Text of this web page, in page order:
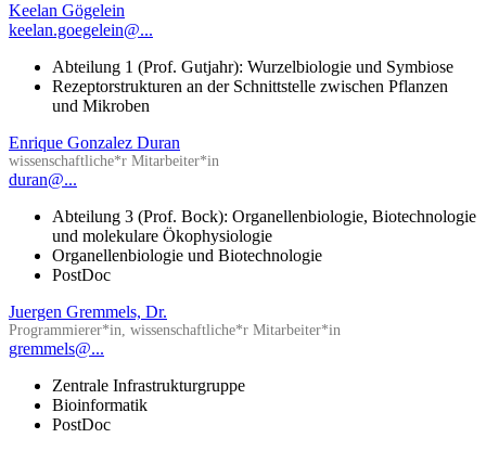
Keelan Gögelein
keelan.goegelein@...
Abteilung 1 (Prof. Gutjahr): Wurzelbiologie und Symbiose
Rezeptorstrukturen an der Schnittstelle zwischen Pflanzen
und Mikroben
Enrique Gonzalez Duran
wissenschaftliche*r Mitarbeiter*in
duran@...
Abteilung 3 (Prof. Bock): Organellenbiologie, Biotechnologie
und molekulare Ökophysiologie
Organellenbiologie und Biotechnologie
PostDoc
Juergen Gremmels, Dr.
Programmierer*in, wissenschaftliche*r Mitarbeiter*in
gremmels@...
Zentrale Infrastrukturgruppe
Bioinformatik
PostDoc